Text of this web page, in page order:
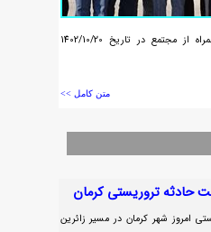
رئيس هيات مديره شركت و هيئت همراه از مجتمع در تاريخ 1402/10/20
متن کامل >>
حادثه تروريستي كرمان
امروز شهر کرمان در مسیر زائرین